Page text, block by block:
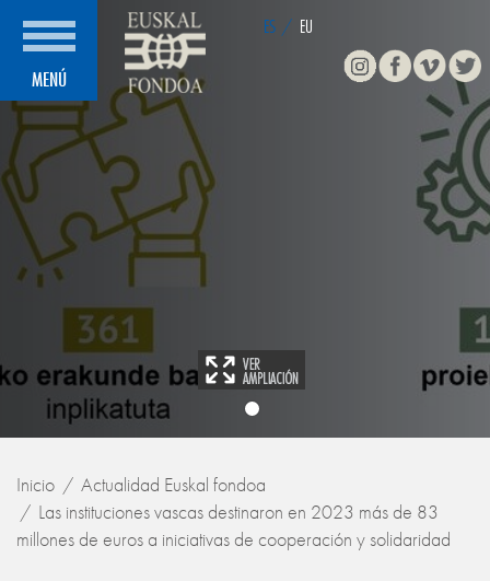
MENÚ
ES / EU
Inicio
Actualidad Euskal fondoa
Las instituciones vascas destinaron en 2023 más de 83
millones de euros a iniciativas de cooperación y solidaridad